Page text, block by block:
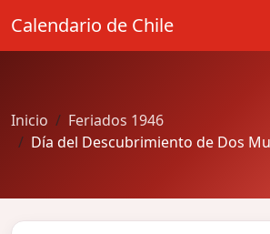
Calendario de Chile
Inicio
Feriados 1946
Día del Descubrimiento de Dos